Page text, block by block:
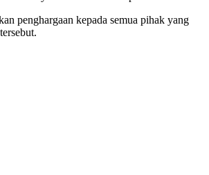
penghargaan kepada semua pihak yang